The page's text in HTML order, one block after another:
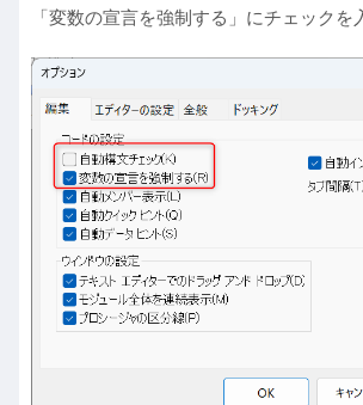
「変数の宣言を強制する」にチェックを